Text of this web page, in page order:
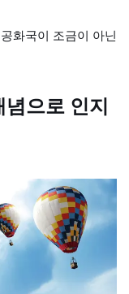
화국이 조금이 아닌
으로 인지